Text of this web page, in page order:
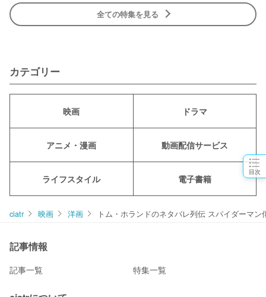
目次
全ての特集を見る
カテゴリー
映画 ドラマ
アニメ・漫画 動画配信サービス
ライフスタイル 電子書籍
ciatr 映画 洋画 トム・ホランドのネタバレ列伝 スパイダーマン
記事情報
記事一覧 特集一覧